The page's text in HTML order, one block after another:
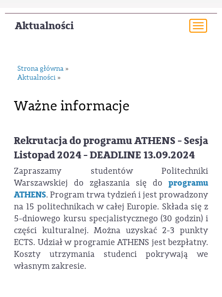
Aktualności
Strona główna »
Aktualności »
Ważne informacje
Rekrutacja do programu ATHENS - Sesja
Listopad 2024 - DEADLINE 13.09.2024
Zapraszamy studentów Politechniki
Warszawskiej do zgłaszania się do programu
ATHENS. Program trwa tydzień i jest prowadzony
na 15 politechnikach w całej Europie. Składa się z
5-dniowego kursu specjalistycznego (30 godzin) i
części kulturalnej. Można uzyskać 2-3 punkty
ECTS. Udział w programie ATHENS jest bezpłatny.
Koszty utrzymania studenci pokrywają we
własnym zakresie.